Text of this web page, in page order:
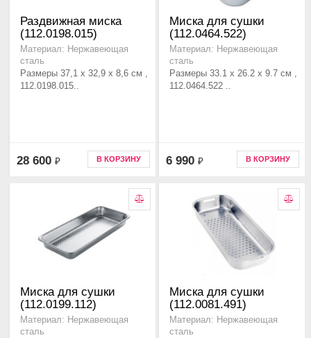
Раздвижная миска
(112.0198.015)
Материал: Нержавеющая
сталь
Размеры 37,1 х 32,9 х 8,6 см ,
112.0198.015..
28 600 ₽ В КОРЗИНУ
Миска для сушки
(112.0464.522)
Материал: Нержавеющая
сталь
Размеры 33.1 x 26.2 x 9.7 см ,
112.0464.522 ..
6 990 ₽ В КОРЗИНУ
Миска для сушки
(112.0199.112)
Материал: Нержавеющая
сталь
Миска для сушки
(112.0081.491)
Материал: Нержавеющая
сталь